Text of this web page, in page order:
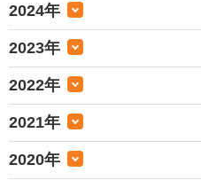
2024年
2023年
2022年
2021年
2020年